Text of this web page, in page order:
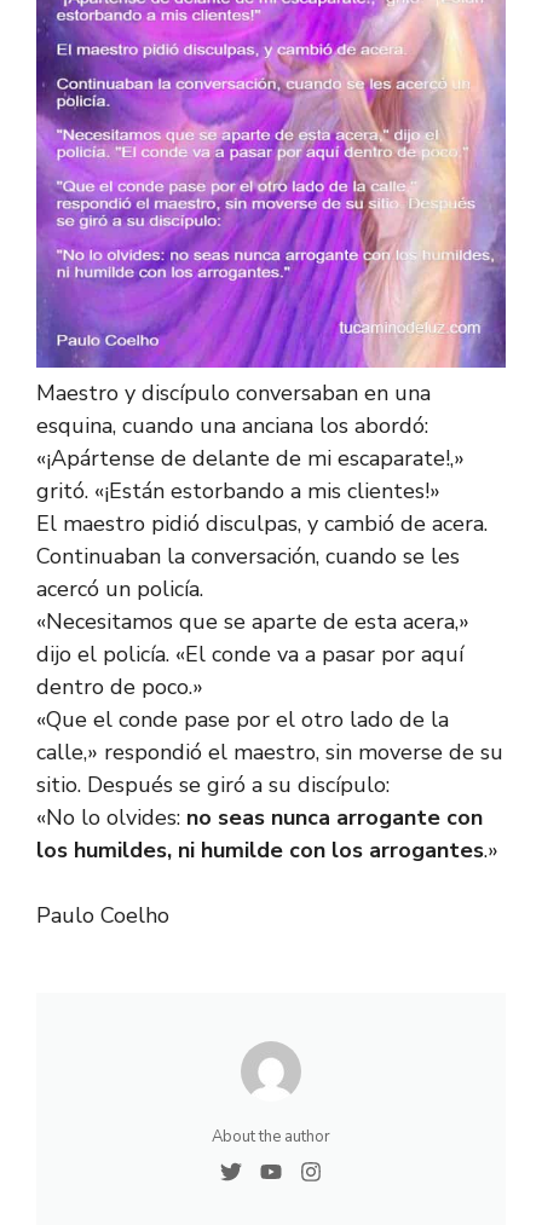
Maestro y discípulo conversaban en una
esquina, cuando una anciana los abordó:
«¡Apártense de delante de mi escaparate!,»
gritó. «¡Están estorbando a mis clientes!»
El maestro pidió disculpas, y cambió de acera.
Continuaban la conversación, cuando se les
acercó un policía.
«Necesitamos que se aparte de esta acera,»
dijo el policía. «El conde va a pasar por aquí
dentro de poco.»
«Que el conde pase por el otro lado de la
calle,» respondió el maestro, sin moverse de su
sitio. Después se giró a su discípulo:
«No lo olvides: no seas nunca arrogante con
los humildes, ni humilde con los arrogantes.»
Paulo Coelho
About the author